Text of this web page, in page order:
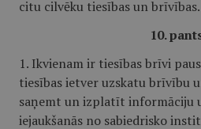
citu cilvēku tiesības un brīvības.
10.
1. Ikvienam ir tiesības brīvi
tiesības ietver uzskatu brīvību
saņemt un izplatīt informāciju
iejaukšanās no sabiedrisko